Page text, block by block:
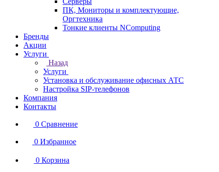
ПК, Мониторы и комплектующие,
Оргтехника
Тонкие клиенты NComputing
Бренды
Акции
Услуги
Назад
Услуги
Установка и обслуживание офисных АТС
Настройка SIP-телефонов
Компания
Контакты
0 Сравнение
0 Избранное
0 Корзина